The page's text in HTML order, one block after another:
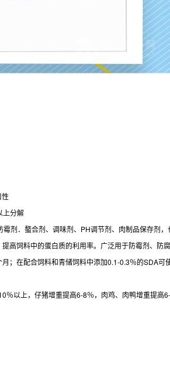
上分解
剂．螯合剂、调味剂、PH调节剂、肉制品保存剂，
饲料中的蛋白质的利用率。广泛用于防霉剂、防
在配合饲料和青储饲料中添加0.1-0.3％的SDA可
以上，仔猪增重提高6-8％，肉鸡、肉鸭增重提高